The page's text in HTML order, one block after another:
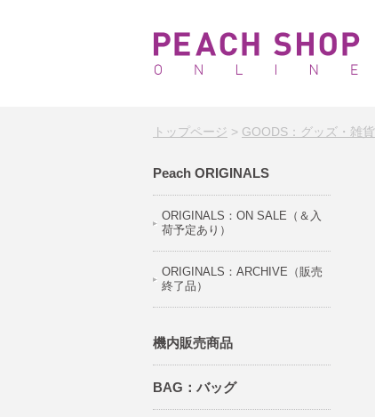
トップページ > GOODS：グッズ・雑貨
Peach ORIGINALS
ORIGINALS：ON SALE（＆入
荷予定あり）
ORIGINALS：ARCHIVE（販売
終了品）
機内販売商品
BAG：バッグ